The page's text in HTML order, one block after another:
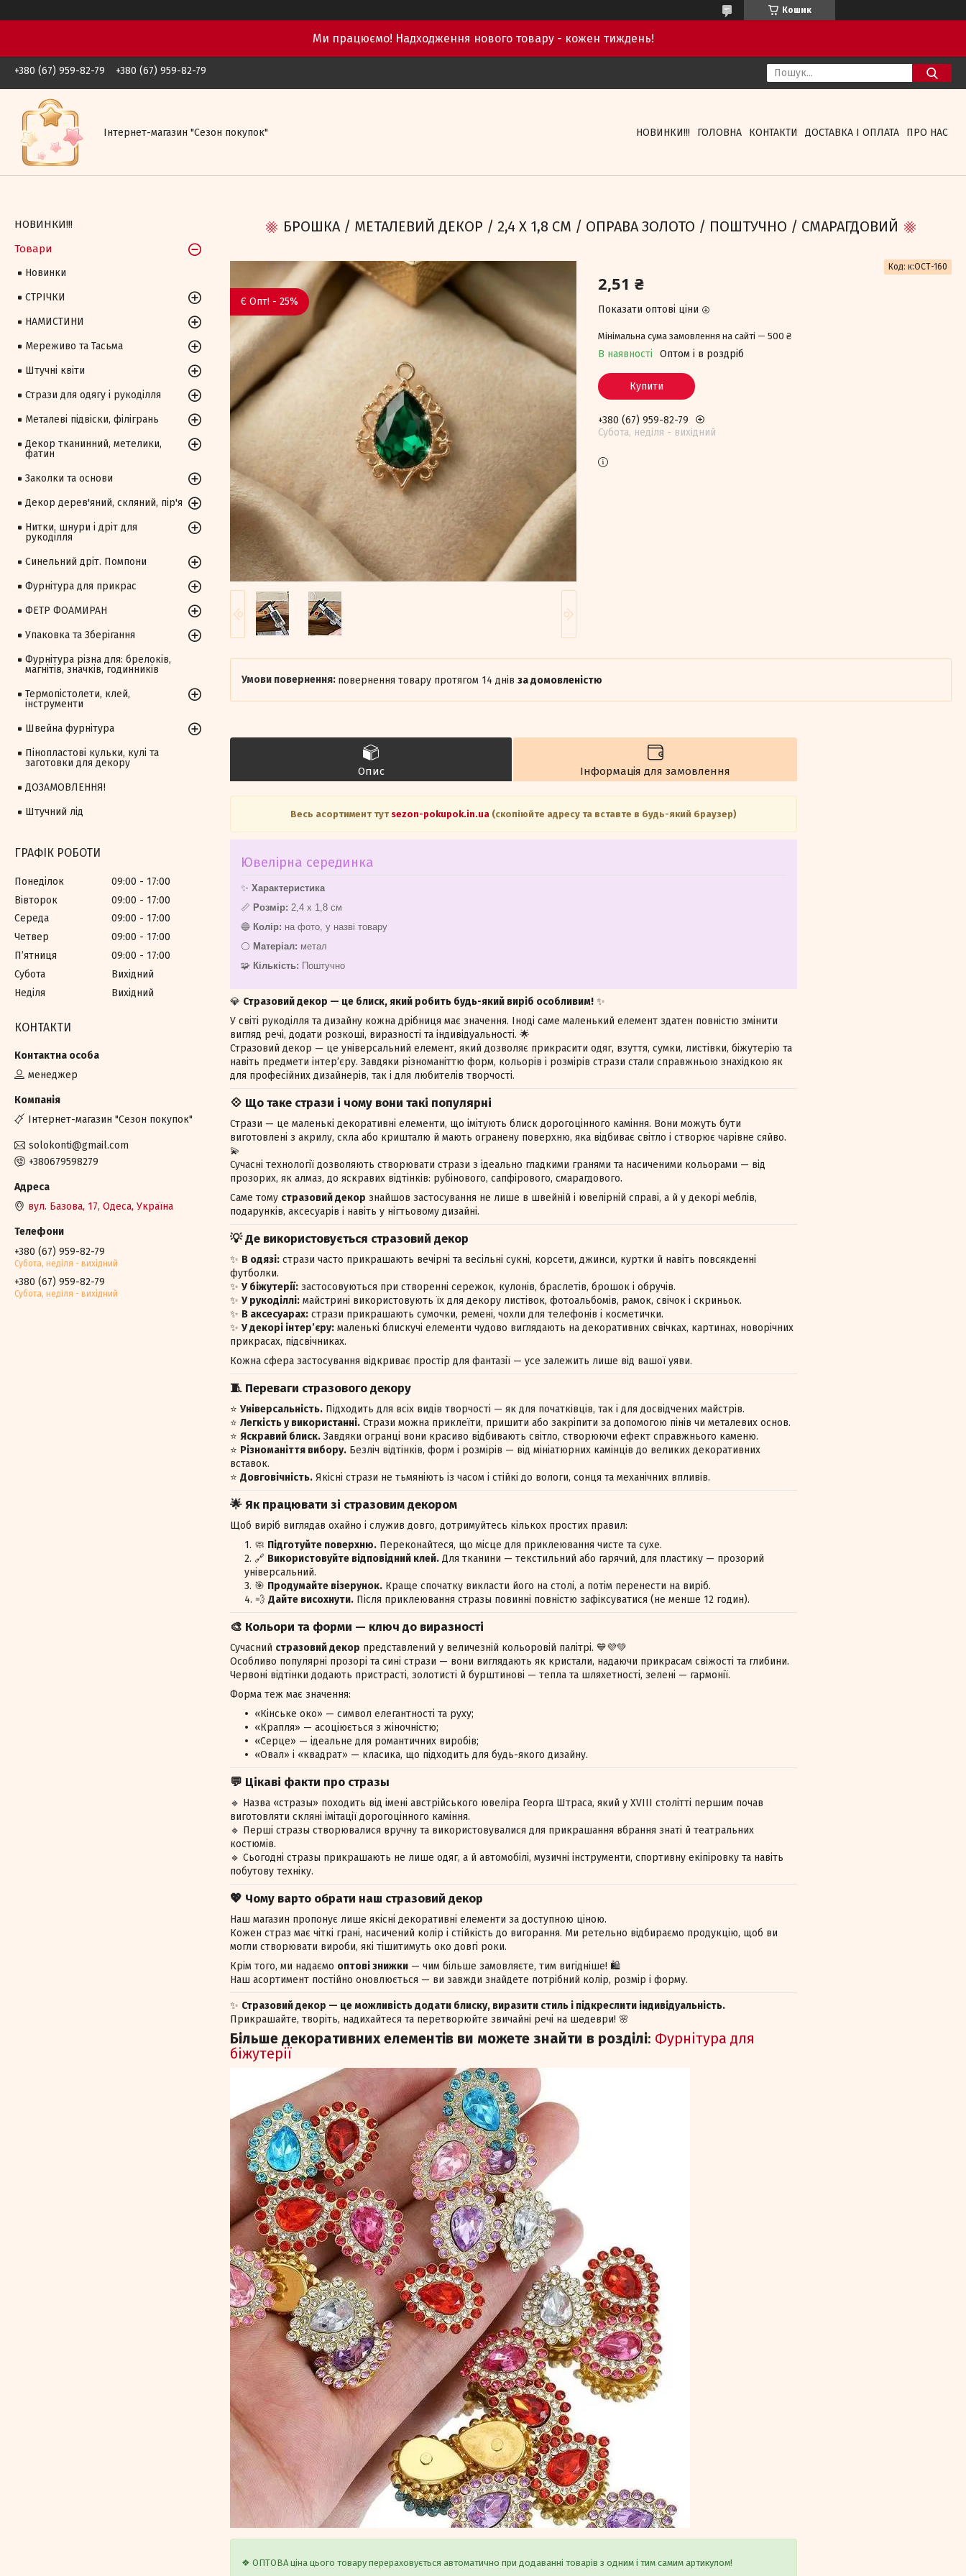
Кошик
Ми працюємо! Надходження нового товару - кожен тиждень!
+380 (67) 959-82-79 +380 (67) 959-82-79
Iнтернет-магазин "Сезон покупок" НОВИНКИ!!! ГОЛОВНА КОНТАКТИ ДОСТАВКА І ОПЛАТА ПРО НАС
БРОШКА / МЕТАЛЕВИЙ ДЕКОР / 2,4 Х 1,8 СМ / ОПРАВА ЗОЛОТО / ПОШТУЧНО / СМАРАГДОВИЙ
Є Опт! - 25%
2,51 ₴
Показати оптові ціни
Мінімальна сума замовлення на сайті — 500 ₴
В наявності Оптом і в роздріб
Код: к:ОСТ-160
Купити
+380 (67) 959-82-79
Субота, недiля - вихiдний
повернення товару протягом 14 днів за домовленістю
Опис Інформація для замовлення
Весь асортимент тут sezon-pokupok.in.ua (скопіюйте адресу та вставте в будь-який браузер)
Ювелірна серединка
✨ Характеристика
📏 Розмір: 2,4 х 1,8 см
🔵 Колір: на фото, у назві товару
⚪ Матеріал: метал
🧩 Кількість: Поштучно
💎 Стразовий декор — це блиск, який робить будь-який виріб особливим! ✨
У світі рукоділля та дизайну кожна дрібниця має значення. Іноді саме маленький елемент здатен повністю змінити
вигляд речі, додати розкоші, виразності та індивідуальності. 🌟
Стразовий декор — це універсальний елемент, який дозволяє прикрасити одяг, взуття, сумки, листівки, біжутерію та
навіть предмети інтер’єру. Завдяки різноманіттю форм, кольорів і розмірів стрази стали справжньою знахідкою як
для професійних дизайнерів, так і для любителів творчості.
💠 Що таке стрази і чому вони такі популярні
Стрази — це маленькі декоративні елементи, що імітують блиск дорогоцінного каміння. Вони можуть бути
виготовлені з акрилу, скла або кришталю й мають огранену поверхню, яка відбиває світло і створює чарівне сяйво.
💫
Сучасні технології дозволяють створювати стрази з ідеально гладкими гранями та насиченими кольорами — від
прозорих, як алмаз, до яскравих відтінків: рубінового, сапфірового, смарагдового.
Саме тому стразовий декор знайшов застосування не лише в швейній і ювелірній справі, а й у декорі меблів,
подарунків, аксесуарів і навіть у нігтьовому дизайні.
💡 Де використовується стразовий декор
✨ В одязі: стрази часто прикрашають вечірні та весільні сукні, корсети, джинси, куртки й навіть повсякденні
футболки.
✨ У біжутерії: застосовуються при створенні сережок, кулонів, браслетів, брошок і обручів.
✨ У рукоділлі: майстрині використовують їх для декору листівок, фотоальбомів, рамок, свічок і скриньок.
✨ В аксесуарах: стрази прикрашають сумочки, ремені, чохли для телефонів і косметички.
✨ У декорі інтер’єру: маленькі блискучі елементи чудово виглядають на декоративних свічках, картинах, новорічних
прикрасах, підсвічниках.
Кожна сфера застосування відкриває простір для фантазії — усе залежить лише від вашої уяви.
🧵 Переваги стразового декору
⭐ Універсальність. Підходить для всіх видів творчості — як для початківців, так і для досвідчених майстрів.
⭐ Легкість у використанні. Стрази можна приклеїти, пришити або закріпити за допомогою пінів чи металевих основ.
⭐ Яскравий блиск. Завдяки огранці вони красиво відбивають світло, створюючи ефект справжнього каменю.
⭐ Різноманіття вибору. Безліч відтінків, форм і розмірів — від мініатюрних камінців до великих декоративних
вставок.
⭐ Довговічність. Якісні стрази не тьмяніють із часом і стійкі до вологи, сонця та механічних впливів.
🌟 Як працювати зі стразовим декором
Щоб виріб виглядав охайно і служив довго, дотримуйтесь кількох простих правил:
🧼 Підготуйте поверхню. Переконайтеся, що місце для приклеювання чисте та сухе.
🔗 Використовуйте відповідний клей. Для тканини — текстильний або гарячий, для пластику — прозорий
універсальний.
🎯 Продумайте візерунок. Краще спочатку викласти його на столі, а потім перенести на виріб.
💨 Дайте висохнути. Після приклеювання стразы повинні повністю зафіксуватися (не менше 12 годин).
🎨 Кольори та форми — ключ до виразності
Сучасний стразовий декор представлений у величезній кольоровій палітрі. 💙💜💚
Особливо популярні прозорі та сині стрази — вони виглядають як кристали, надаючи прикрасам свіжості та глибини.
Червоні відтінки додають пристрасті, золотисті й бурштинові — тепла та шляхетності, зелені — гармонії.
Форма теж має значення:
«Кінське око» — символ елегантності та руху;
«Крапля» — асоціюється з жіночністю;
«Серце» — ідеальне для романтичних виробів;
«Овал» і «квадрат» — класика, що підходить для будь-якого дизайну.
💬 Цікаві факти про стразы
🔹 Назва «стразы» походить від імені австрійського ювеліра Георга Штраса, який у XVIII столітті першим почав
виготовляти скляні імітації дорогоцінного каміння.
🔹 Перші стразы створювалися вручну та використовувалися для прикрашання вбрання знаті й театральних
костюмів.
🔹 Сьогодні стразы прикрашають не лише одяг, а й автомобілі, музичні інструменти, спортивну екіпіровку та навіть
побутову техніку.
💖 Чому варто обрати наш стразовий декор
Наш магазин пропонує лише якісні декоративні елементи за доступною ціною.
Кожен страз має чіткі грані, насичений колір і стійкість до вигорання. Ми ретельно відбираємо продукцію, щоб ви
могли створювати вироби, які тішитимуть око довгі роки.
Крім того, ми надаємо оптові знижки — чим більше замовляєте, тим вигідніше! 🛍️
Наш асортимент постійно оновлюється — ви завжди знайдете потрібний колір, розмір і форму.
✨ Стразовий декор — це можливість додати блиску, виразити стиль і підкреслити індивідуальність.
Прикрашайте, творіть, надихайтеся та перетворюйте звичайні речі на шедеври! 🌸
Більше декоративних елементів ви можете знайти в розділі: Фурнітура для
біжутерії
❖ ОПТОВА ціна цього товару перераховується автоматично при додаванні товарів з одним і тим самим артикулом!
НОВИНКИ!!!
Товари
Новинки
СТРІЧКИ
НАМИСТИНИ
Мереживо та Тасьма
Штучні квіти
Стрази для одягу і рукоділля
Металеві підвіски, філігрань
Декор тканинний, метелики,
фатин
Заколки та основи
Декор дерев'яний, скляний, пір'я
Нитки, шнури і дріт для
рукоділля
Синельний дріт. Помпони
Фурнітура для прикрас
ФЕТР ФОАМИРАН
Упаковка та Зберігання
Фурнітура різна для: брелоків,
магнітів, значків, годинників
Термопістолети, клей,
інструменти
Швейна фурнітура
Пінопластові кульки, кулі та
заготовки для декору
ДОЗАМОВЛЕННЯ!
Штучний лід
ГРАФІК РОБОТИ
Понеділок 09:00
17:00
Вівторок
09:00
17:00
Середа
09:00
17:00
Четвер
09:00
17:00
Пʼятниця
09:00
17:00
Субота
Вихідний
Неділя
Вихідний
КОНТАКТИ
менеджер
Iнтернет-магазин "Сезон покупок"
solokonti@gmail.com
+380679598279
вул. Базова, 17, Одеса, Україна
+380 (67) 959-82-79
Субота, недiля - вихiдний
+380 (67) 959-82-79
Субота, недiля - вихiдний